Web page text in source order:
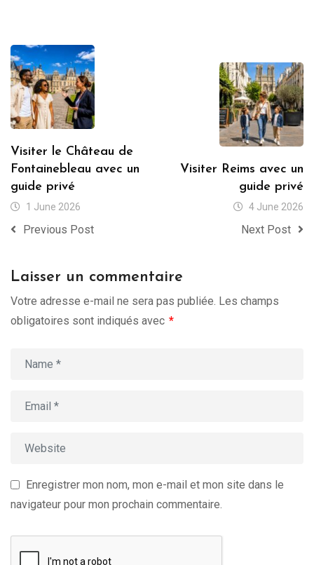
Visiter le Château de
Fontainebleau avec un
guide privé
1 June 2026
Previous Post
Visiter Reims avec un
guide privé
4 June 2026
Next Post
Laisser un commentaire
Votre adresse e-mail ne sera pas publiée. Les champs
obligatoires sont indiqués avec *
Enregistrer mon nom, mon e-mail et mon site dans le
navigateur pour mon prochain commentaire.